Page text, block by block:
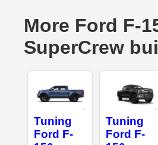
More Ford F-
SuperCrew
Tuning
Ford F-
Tuning
Ford F-